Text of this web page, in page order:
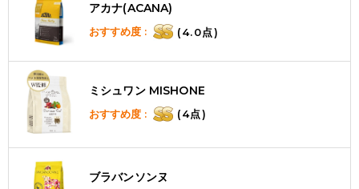
アカナ(ACANA)
おすすめ度 : (4.0点)
ミシュワン MISHONE
おすすめ度 : (4点)
ブラバンソンヌ